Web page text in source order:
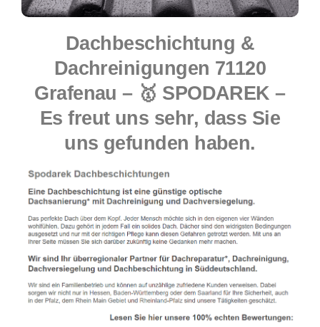
Dachbeschichtung &
Dachreinigungen 71120
Grafenau – 🥇 SPODAREK –
Es freut uns sehr, dass Sie
uns gefunden haben.